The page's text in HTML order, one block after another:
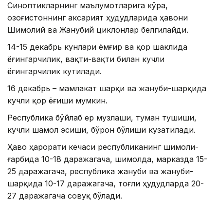
Синоптикларнинг маълумотларига кўра,
Қозоғистоннинг аксарият ҳудудларида ҳавони
Шимолий ва Жанубий циклонлар белгилайди.
14-15 декабрь кунлари ёмғир ва қор шаклида
ёғингарчилик, вақти-вақти билан кучли
ёғингарчилик кутилади.
16 декабрь – мамлакат шарқи ва жануби-шарқида
кучли қор ёғиши мумкин.
Республика бўйлаб ер музлаши, туман тушиши,
кучли шамол эсиши, бўрон бўлиши кузатилади.
Ҳаво ҳарорати кечаси республиканинг шимоли-
ғарбида 10-18 даражагача, шимолда, марказда 15-
25 даражагача, республика жануби ва жануби-
шарқида 10-17 даражагача, тоғли ҳудудларда 20-
27 даражагача совуқ бўлади.